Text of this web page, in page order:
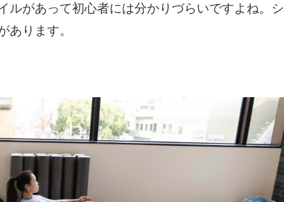
ルがあって初心者には分かりづらいですよね。シ
あります。